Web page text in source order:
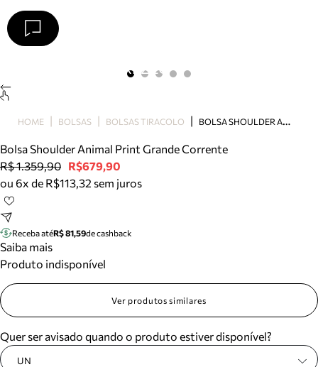
Papete
Scarpin
Mocassim
Bolsa
Tênis
Mule
Rasteira
Precisa de ajuda?
Tire dúvidas sobre pedidos, devoluções e mais.
Acompanhe seus pedidos e solicite devoluções.
Arezzo
HOME BOLSAS BOLSAS TIRACOLO B
OLSA SHOULDER ANIMAL PRINT GRANDE CORRENTE
Bolsa Shoulder Animal Print Grande Corrente
R$ 1.359,90 R$679,90
ou 6x de R$113,32 sem juros
Receba atéR$ 81,59de cashback
Saiba mais
Produto indisponível
Ver produtos similares
Quer ser avisado quando o produto estiver disponível?
UN